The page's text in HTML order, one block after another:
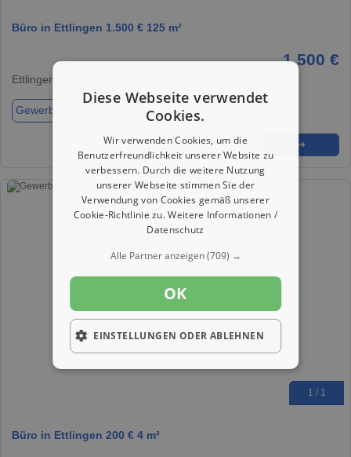
Büro in Ettlingen 1.500 € 125 m²
1.500 €
Ettlingen, 76275
Gewerbeobjekt ca. 125,00 m²
★ ➦ ➜
1 / 1
Büro in Ettlingen 200 € 4 m²
Diese Webseite verwendet
Cookies.
Wir verwenden Cookies, um die
Benutzerfreundlichkeit unserer Website zu
verbessern. Durch die weitere Nutzung
unserer Webseite stimmen Sie der
Verwendung von Cookies gemäß unserer
Cookie-Richtlinie zu.Weitere Informationen /
Datenschutz
Alle Partner anzeigen(709) →
OK
EINSTELLUNGEN ODER ABLEHNEN